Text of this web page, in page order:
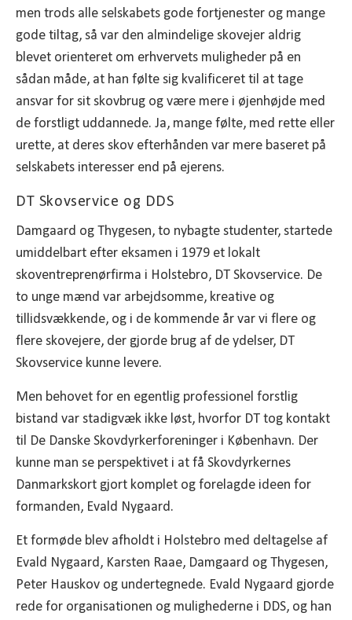
men trods alle selskabets gode fortjenester og mange
gode tiltag, så var den almindelige skovejer aldrig
blevet orienteret om erhvervets muligheder på en
sådan måde, at han følte sig kvalificeret til at tage
ansvar for sit skovbrug og være mere i øjenhøjde med
de forstligt uddannede. Ja, mange følte, med rette eller
urette, at deres skov efterhånden var mere baseret på
selskabets interesser end på ejerens.
DT Skovservice og DDS
Damgaard og Thygesen, to nybagte studenter, startede
umiddelbart efter eksamen i 1979 et lokalt
skoventreprenørfirma i Holstebro, DT Skovservice. De
to unge mænd var arbejdsomme, kreative og
tillidsvækkende, og i de kommende år var vi flere og
flere skovejere, der gjorde brug af de ydelser, DT
Skovservice kunne levere.
Men behovet for en egentlig professionel forstlig
bistand var stadigvæk ikke løst, hvorfor DT tog kontakt
til De Danske Skovdyrkerforeninger i København. Der
kunne man se perspektivet i at få Skovdyrkernes
Danmarkskort gjort komplet og forelagde ideen for
formanden, Evald Nygaard.
Et formøde blev afholdt i Holstebro med deltagelse af
Evald Nygaard, Karsten Raae, Damgaard og Thygesen,
Peter Hauskov og undertegnede. Evald Nygaard gjorde
rede for organisationen og mulighederne i DDS, og han